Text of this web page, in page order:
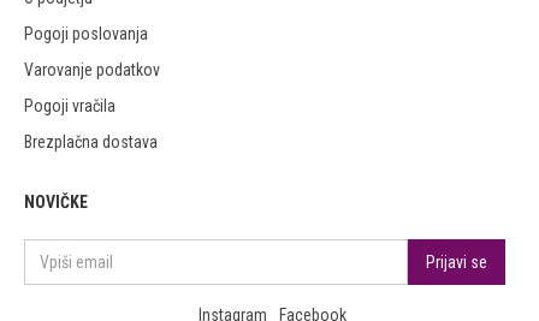
Pogoji poslovanja
Varovanje podatkov
Pogoji vračila
Brezplačna dostava
NOVIČKE
Instagram
Facebook